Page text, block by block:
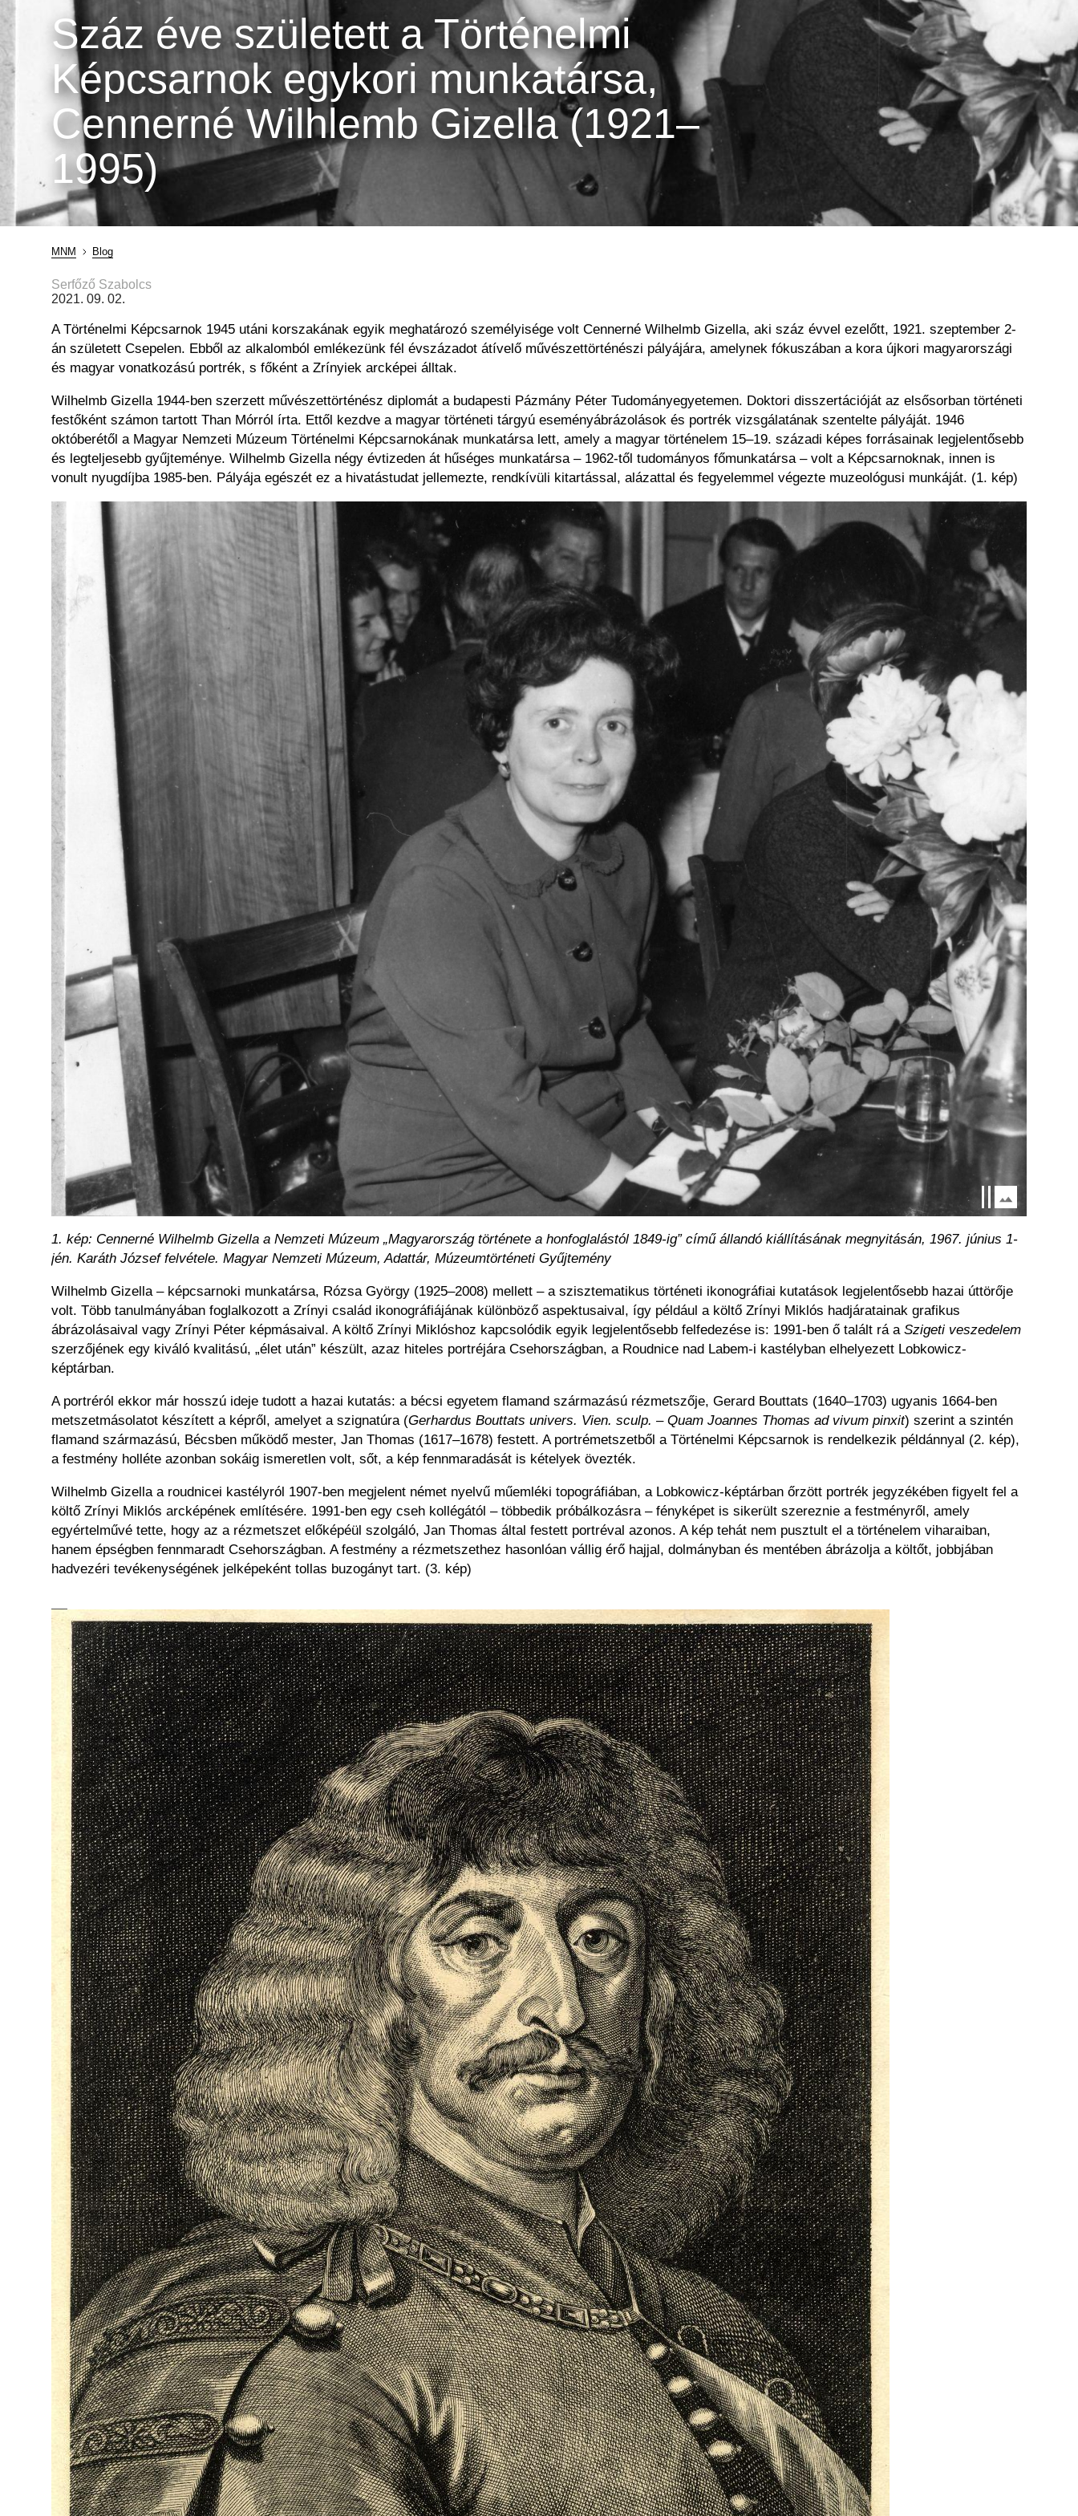
Száz éve született a Történelmi
Képcsarnok egykori munkatársa,
Cennerné Wilhlemb Gizella (1921–
1995)
Morzsa
MNM Blog
Serfőző Szabolcs
2021. 09. 02.
A Történelmi Képcsarnok 1945 utáni korszakának egyik meghatározó személyisége volt Cennerné Wilhelmb Gizella, aki száz évvel ezelőtt, 1921. szeptember 2-
án született Csepelen. Ebből az alkalomból emlékezünk fél évszázadot átívelő művészettörténészi pályájára, amelynek fókuszában a kora újkori magyarországi
és magyar vonatkozású portrék, s főként a Zrínyiek arcképei álltak.
Wilhelmb Gizella 1944-ben szerzett művészettörténész diplomát a budapesti Pázmány Péter Tudományegyetemen. Doktori disszertációját az elsősorban történeti
festőként számon tartott Than Mórról írta. Ettől kezdve a magyar történeti tárgyú eseményábrázolások és portrék vizsgálatának szentelte pályáját. 1946
októberétől a Magyar Nemzeti Múzeum Történelmi Képcsarnokának munkatársa lett, amely a magyar történelem 15–19. századi képes forrásainak legjelentősebb
és legteljesebb gyűjteménye. Wilhelmb Gizella négy évtizeden át hűséges munkatársa – 1962-től tudományos főmunkatársa – volt a Képcsarnoknak, innen is
vonult nyugdíjba 1985-ben. Pályája egészét ez a hivatástudat jellemezte, rendkívüli kitartással, alázattal és fegyelemmel végezte muzeológusi munkáját. (1. kép)
Kép
1. kép: Cennerné Wilhelmb Gizella a Nemzeti Múzeum „Magyarország története a honfoglalástól 1849-ig” című állandó kiállításának megnyitásán, 1967. június 1-
jén. Karáth József felvétele. Magyar Nemzeti Múzeum, Adattár, Múzeumtörténeti Gyűjtemény
Wilhelmb Gizella – képcsarnoki munkatársa, Rózsa György (1925–2008) mellett – a szisztematikus történeti ikonográfiai kutatások legjelentősebb hazai úttörője
volt. Több tanulmányában foglalkozott a Zrínyi család ikonográfiájának különböző aspektusaival, így például a költő Zrínyi Miklós hadjáratainak grafikus
ábrázolásaival vagy Zrínyi Péter képmásaival. A költő Zrínyi Miklóshoz kapcsolódik egyik legjelentősebb felfedezése is: 1991-ben ő talált rá a Szigeti veszedelem
szerzőjének egy kiváló kvalitású, „élet után” készült, azaz hiteles portréjára Csehországban, a Roudnice nad Labem-i kastélyban elhelyezett Lobkowicz-
képtárban.
A portréról ekkor már hosszú ideje tudott a hazai kutatás: a bécsi egyetem flamand származású rézmetszője, Gerard Bouttats (1640–1703) ugyanis 1664-ben
metszetmásolatot készített a képről, amelyet a szignatúra (Gerhardus Bouttats univers. Vien. sculp. – Quam Joannes Thomas ad vivum pinxit) szerint a szintén
flamand származású, Bécsben működő mester, Jan Thomas (1617–1678) festett. A portrémetszetből a Történelmi Képcsarnok is rendelkezik példánnyal (2. kép),
a festmény holléte azonban sokáig ismeretlen volt, sőt, a kép fennmaradását is kételyek övezték.
Wilhelmb Gizella a roudnicei kastélyról 1907-ben megjelent német nyelvű műemléki topográfiában, a Lobkowicz-képtárban őrzött portrék jegyzékében figyelt fel a
költő Zrínyi Miklós arcképének említésére. 1991-ben egy cseh kollégától – többedik próbálkozásra – fényképet is sikerült szereznie a festményről, amely
egyértelművé tette, hogy az a rézmetszet előképéül szolgáló, Jan Thomas által festett portréval azonos. A kép tehát nem pusztult el a történelem viharaiban,
hanem épségben fennmaradt Csehországban. A festmény a rézmetszethez hasonlóan vállig érő hajjal, dolmányban és mentében ábrázolja a költőt, jobbjában
hadvezéri tevékenységének jelképeként tollas buzogányt tart. (3. kép)
Kép